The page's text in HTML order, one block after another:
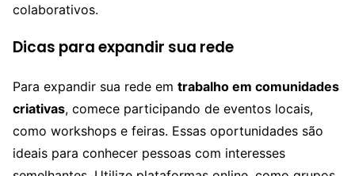
colaborativos.
Dicas para expandir sua rede
Para expandir sua rede em trabalho em comunidades
criativas, comece participando de eventos locais,
como workshops e feiras. Essas oportunidades são
ideais para conhecer pessoas com interesses